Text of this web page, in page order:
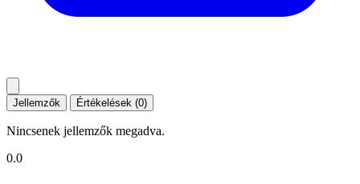
Jellemzők Értékelések (0)
Nincsenek jellemzők megadva.
0.0